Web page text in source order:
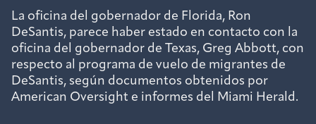
La oficina del gobernador de Florida, Ron
DeSantis, parece haber estado en contacto con la
oficina del gobernador de Texas, Greg Abbott, con
respecto al programa de vuelo de migrantes de
DeSantis, según documentos obtenidos por
American Oversight e informes del Miami Herald.